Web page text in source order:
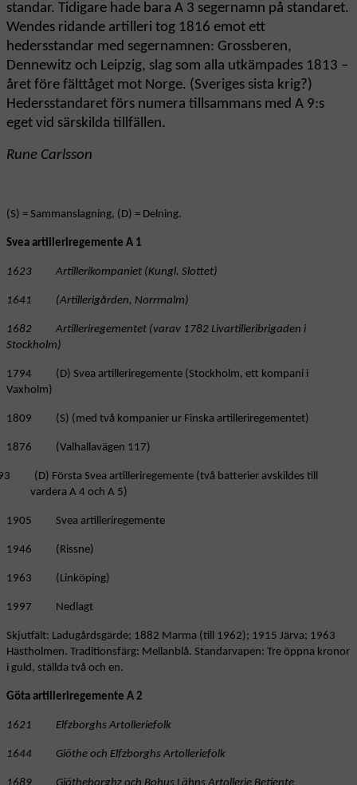
standar. Tidigare hade bara A 3 segernamn på standaret.
Wendes ridande artilleri tog 1816 emot ett
hedersstandar med segernamnen: Grossberen,
Dennewitz och Leipzig, slag som alla utkämpades 1813 –
året före fälttåget mot Norge. (Sveriges sista krig?)
Hedersstandaret förs numera tillsammans med A 9:s
eget vid särskilda tillfällen.
Rune Carlsson
(S) = Sammanslagning, (D) = Delning.
Svea artilleriregemente A 1
1623 Artillerikompaniet (Kungl. Slottet)
1641 (Artillerigården, Norrmalm)
1682 Artilleriregementet (varav 1782 Livartilleribrigaden i
Stockholm)
1794 (D) Svea artilleriregemente (Stockholm, ett kompani i
Vaxholm)
1809 (S) (med två kompanier ur Finska artilleriregementet)
1876 (Valhallavägen 117)
(D) Första Svea artilleriregemente (två batterier avskildes till
vardera A 4 och A 5)
1905 Svea artilleriregemente
1946 (Rissne)
1963 (Linköping)
1997 Nedlagt
Skjutfält: Ladugårdsgärde; 1882 Marma (till 1962); 1915 Järva; 1963
Hästholmen. Traditionsfärg: Mellanblå. Standarvapen: Tre öppna kronor
i guld, ställda två och en.
Göta artilleriregemente A 2
1621 Elfzborghs Artolleriefolk
1644 Giöthe och Elfzborghs Artolleriefolk